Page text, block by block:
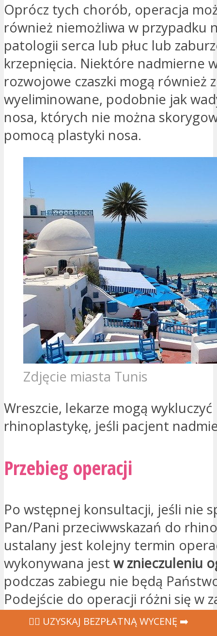
Oprócz tych chorób, operacja
również niemożliwa w przypadku
patologii serca lub płuc lub
krzepnięcia. Niektóre nadmierne
rozwojowe czaszki mogą również
wyeliminowane, podobnie jak
nosa, których nie można
pomocą plastyki nosa.
Zdjęcie miasta Tunis
Wreszcie, lekarze mogą wykluczyć
rhinoplastykę, jeśli pacjent
Przebieg operacji
Po wstępnej konsultacji, jeśli nie
Pan/Pani przeciwwskazań do
ustalany jest kolejny termin
wykonywana jest w znieczuleniu
podczas zabiegu nie będą
Podejście do operacji różni się w
tego, co należy poprawić.
‍👩‍⚕ UZYSKAJ BEZPŁATNĄ WYCENĘ ➡️